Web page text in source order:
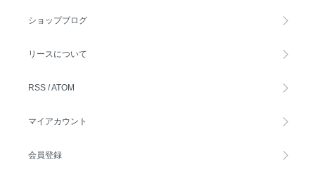
ショップブログ
リースについて
RSS /ATOM
マイアカウント
会員登録